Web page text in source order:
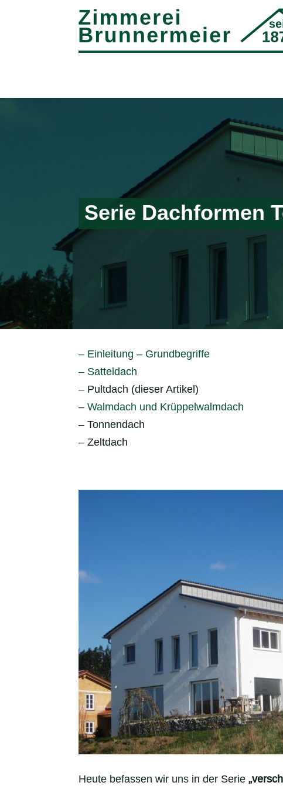
Serie Dachformen
– Einleitung – Grundbegriffe
– Satteldach
– Pultdach (dieser Artikel)
–Walmdach und Krüppelwalmdach
– Tonnendach
– Zeltdach
Heute befassen wir uns in der Serie